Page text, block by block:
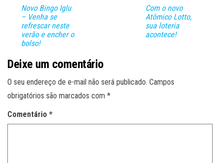
Novo Bingo Iglu
– Venha se
refrescar neste
verão e encher o
bolso!
Com o novo
Atômico Lotto,
sua loteria
acontece!
Deixe um comentário
O seu endereço de e-mail não será publicado. Campos
obrigatórios são marcados com *
Comentário *